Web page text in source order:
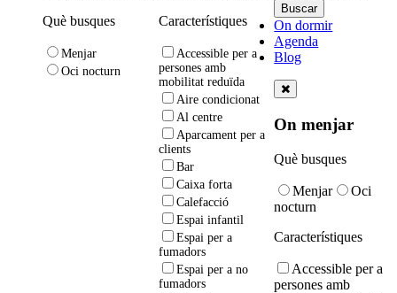
Què busques
Menjar
Oci nocturn
Característiques
Accessible per a
persones amb
mobilitat reduïda
Aire condicionat
Al centre
Aparcament per a
clients
Bar
Caixa forta
Calefacció
Espai infantil
Espai per a
fumadors
Espai per a no
fumadors
On dormir
Agenda
Blog
On menjar
Què busques
Menjar
Oci
nocturn
Característiques
Accessible per a
persones amb